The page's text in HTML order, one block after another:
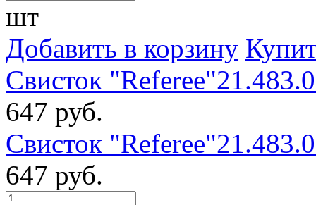
шт
Добавить в корзину
Свисток
647 руб.
Свисток
647 руб.